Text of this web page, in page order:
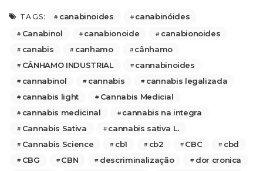
TAGS: canabinoides
canabinóides
Canabinol
canabionoide
canabionoides
canabis
canhamo
cânhamo
CÂNHAMO INDUSTRIAL
cannabinoides
cannabinol
cannabis
cannabis legalizada
cannabis light
Cannabis Medicial
cannabis medicinal
cannabis na integra
Cannabis Sativa
cannabis sativa L.
Cannabis Science
cb1 cb2 CBC
cbd
CBG
CBN descriminalização
dor cronica